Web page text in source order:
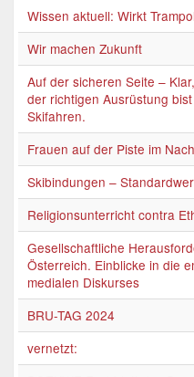
Wissen aktuell: Wirkt
Wir machen Zukunft
Auf der sicheren Seite –
der richtigen Ausrüstung
Skifahren.
Frauen auf der Piste im
Skibindungen –
Religionsunterricht contra
Gesellschaftliche
Österreich. Einblicke in die
medialen Diskurses
BRU-TAG 2024
vernetzt: